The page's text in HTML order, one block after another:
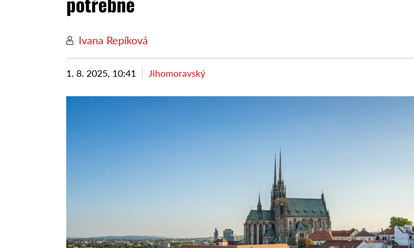
Ivana Repíková
1. 8. 2025, 10:41 Jihomoravský